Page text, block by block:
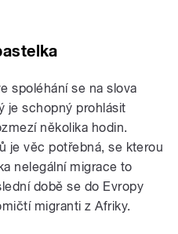
spoléhání se na slova
je schopný prohlásit
několika hodin.
je věc potřebná, se kterou
nelegální migrace to
době se do Evropy
migranti z Afriky.